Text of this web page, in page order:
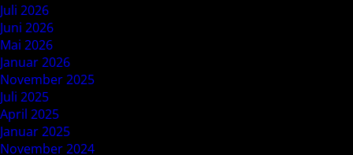
Juli 2026
Juni 2026
Mai 2026
Januar 2026
November 2025
Juli 2025
April 2025
Januar 2025
November 2024